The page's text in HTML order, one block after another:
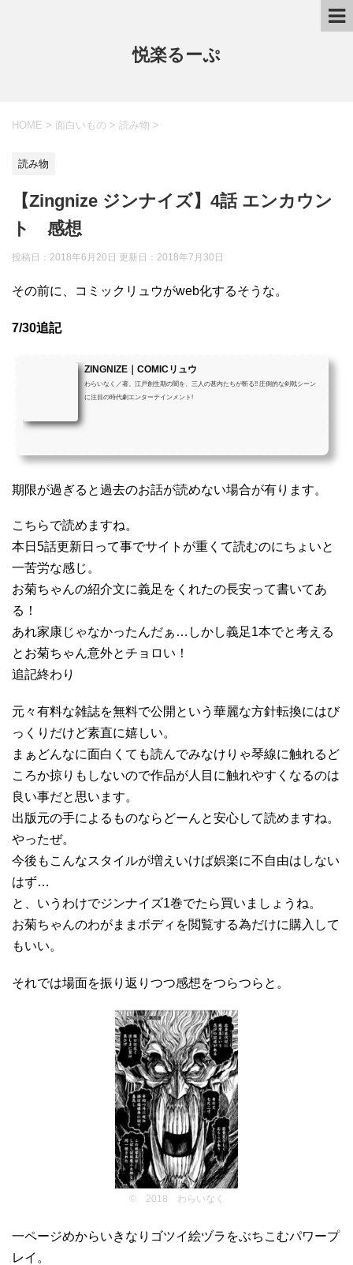
悦楽るーぷ
HOME > 面白いもの > 読み物 >
読み物
【Zingnize ジンナイズ】4話 エンカウン
ト 感想
投稿日：2018年6月20日 更新日： 2018年7月30日
その前に、コミックリュウがweb化するそうな。
7/30追記
ZINGNIZE｜COMICリュウ
わらいなく／著。江戸創生期の闇を、三人の甚内たちが斬る!! 圧倒的な剣戟シーン
に注目の時代劇エンターテインメント!
期限が過ぎると過去のお話が読めない場合が有ります。
こちらで読めますね。
本日5話更新日って事でサイトが重くて読むのにちょいと
一苦労な感じ。
お菊ちゃんの紹介文に義足をくれたの長安って書いてあ
る！
あれ家康じゃなかったんだぁ…しかし義足1本でと考える
とお菊ちゃん意外とチョロい！
追記終わり
元々有料な雑誌を無料で公開という華麗な方針転換にはび
っくりだけど素直に嬉しい。
まぁどんなに面白くても読んでみなけりゃ琴線に触れるど
ころか掠りもしないので作品が人目に触れやすくなるのは
良い事だと思います。
出版元の手によるものならどーんと安心して読めますね。
やったぜ。
今後もこんなスタイルが増えいけば娯楽に不自由はしない
はず…
と、いうわけでジンナイズ1巻でたら買いましょうね。
お菊ちゃんのわがままボディを閲覧する為だけに購入して
もいい。
それでは場面を振り返りつつ感想をつらつらと。
© 2018 わらいなく
一ページめからいきなりゴツイ絵ヅラをぶちこむパワープ
レイ。